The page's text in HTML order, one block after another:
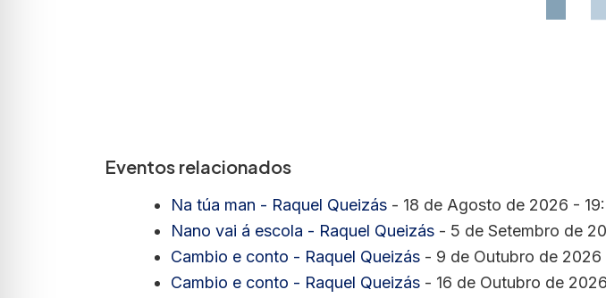
Eventos relacionados
Na túa man - Raquel Queizás - 18 de Agosto de 2026 -
Nano vai á escola - Raquel Queizás - 5 de Setembro de
Cambio e conto - Raquel Queizás - 9 de Outubro de 2026
Cambio e conto - Raquel Queizás - 16 de Outubro de